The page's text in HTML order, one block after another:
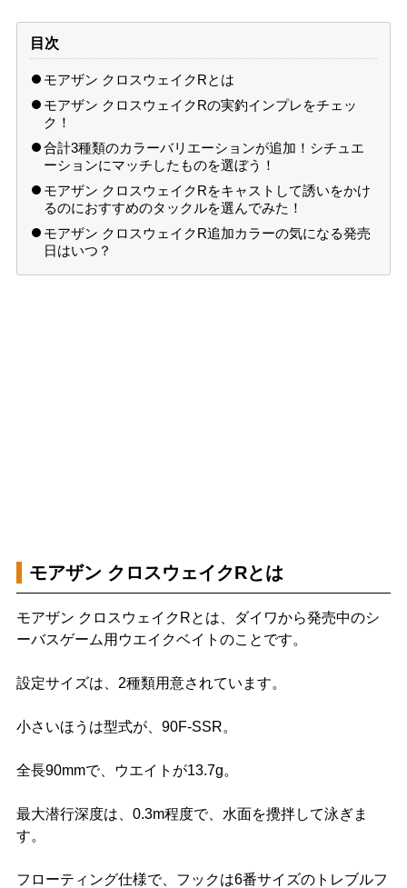
目次
モアザン クロスウェイクRとは
モアザン クロスウェイクRの実釣インプレをチェッ
ク！
合計3種類のカラーバリエーションが追加！シチュエ
ーションにマッチしたものを選ぼう！
モアザン クロスウェイクRをキャストして誘いをかけ
るのにおすすめのタックルを選んでみた！
モアザン クロスウェイクR追加カラーの気になる発売
日はいつ？
モアザン クロスウェイクRとは
モアザン クロスウェイクRとは、ダイワから発売中のシ
ーバスゲーム用ウエイクベイトのことです。
設定サイズは、2種類用意されています。
小さいほうは型式が、90F-SSR。
全長90mmで、ウエイトが13.7g。
最大潜行深度は、0.3m程度で、水面を攪拌して泳ぎま
す。
フローティング仕様で、フックは6番サイズのトレブルフ